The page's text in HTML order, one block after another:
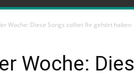
Woche: Diese Songs solltet Ihr gehört haben
Woche: